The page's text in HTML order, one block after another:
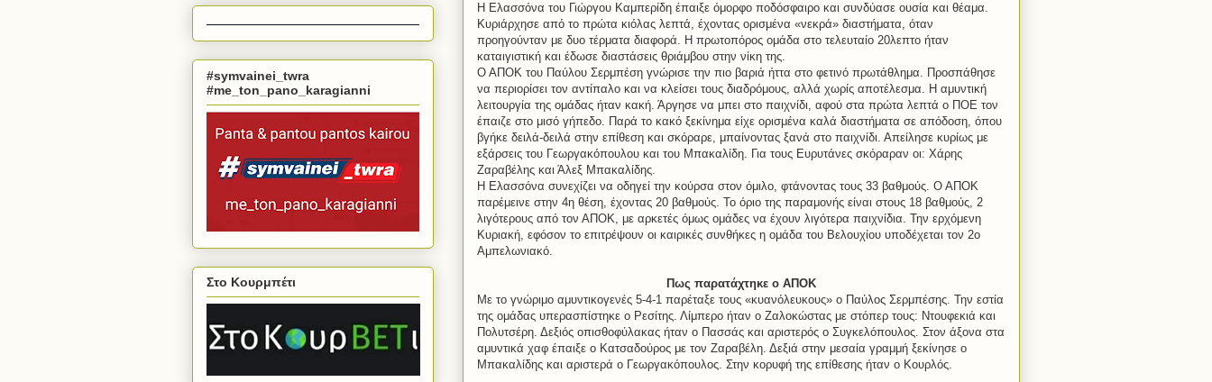
Η Ελασσόνα του Γιώργου Καμπερίδη έπαιξε όμορφο ποδόσφαιρο και συνδύασε ουσία και θέαμα.
Κυριάρχησε από το πρώτα κιόλας λεπτά, έχοντας ορισμένα «νεκρά» διαστήματα, όταν
προηγούνταν με δυο τέρματα διαφορά. Η πρωτοπόρος ομάδα στο τελευταίο 20λεπτο ήταν
καταιγιστική και έδωσε διαστάσεις θριάμβου στην νίκη της.
Ο ΑΠΟΚ του Παύλου Σερμπέση γνώρισε την πιο βαριά ήττα στο φετινό πρωτάθλημα. Προσπάθησε
να περιορίσει τον αντίπαλο και να κλείσει τους διαδρόμους, αλλά χωρίς αποτέλεσμα. Η αμυντική
λειτουργία της ομάδας ήταν κακή. Άργησε να μπει στο παιχνίδι, αφού στα πρώτα λεπτά ο ΠΟΕ τον
έπαιζε στο μισό γήπεδο. Παρά το κακό ξεκίνημα είχε ορισμένα καλά διαστήματα σε απόδοση, όπου
βγήκε δειλά-δειλά στην επίθεση και σκόραρε, μπαίνοντας ξανά στο παιχνίδι. Απείλησε κυρίως με
εξάρσεις του Γεωργακόπουλου και του Μπακαλίδη. Για τους Ευρυτάνες σκόραραν οι: Χάρης
Ζαραβέλης και Άλεξ Μπακαλίδης.
Η Ελασσόνα συνεχίζει να οδηγεί την κούρσα στον όμιλο, φτάνοντας τους 33 βαθμούς. Ο ΑΠΟΚ
παρέμεινε στην 4η θέση, έχοντας 20 βαθμούς. Το όριο της παραμονής είναι στους 18 βαθμούς, 2
λιγότερους από τον ΑΠΟΚ, με αρκετές όμως ομάδες να έχουν λιγότερα παιχνίδια. Την ερχόμενη
Κυριακή, εφόσον το επιτρέψουν οι καιρικές συνθήκες η ομάδα του Βελουχίου υποδέχεται τον 2ο
Αμπελωνιακό.
Πως παρατάχτηκε ο ΑΠΟΚ
Με το γνώριμο αμυντικογενές 5-4-1 παρέταξε τους «κυανόλευκους» ο Παύλος Σερμπέσης. Την εστία
της ομάδας υπερασπίστηκε ο Ρεσίτης. Λίμπερο ήταν ο Ζαλοκώστας με στόπερ τους: Ντουφεκιά και
Πολυτσέρη. Δεξιός οπισθοφύλακας ήταν ο Πασσάς και αριστερός ο Συγκελόπουλος. Στον άξονα στα
αμυντικά χαφ έπαιξε ο Κατσαδούρος με τον Ζαραβέλη. Δεξιά στην μεσαία γραμμή ξεκίνησε ο
Μπακαλίδης και αριστερά ο Γεωργακόπουλος. Στην κορυφή της επίθεσης ήταν ο Κουρλός.
#symvainei_twra
#me_ton_pano_karagianni
Στο Κουρμπέτι